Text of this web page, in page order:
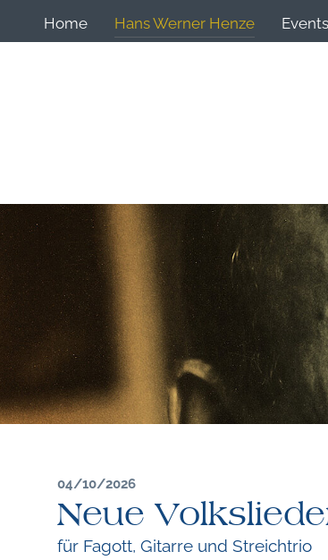
Home Hans Werner Henze Events
04/10/2026
Neue
für Fagott, Gitarre und Streichtrio